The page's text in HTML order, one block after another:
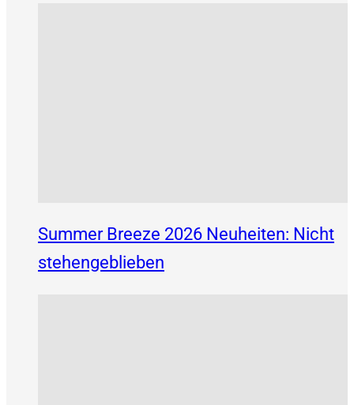
Summer Breeze 2026 Neuheiten: Nicht
stehengeblieben